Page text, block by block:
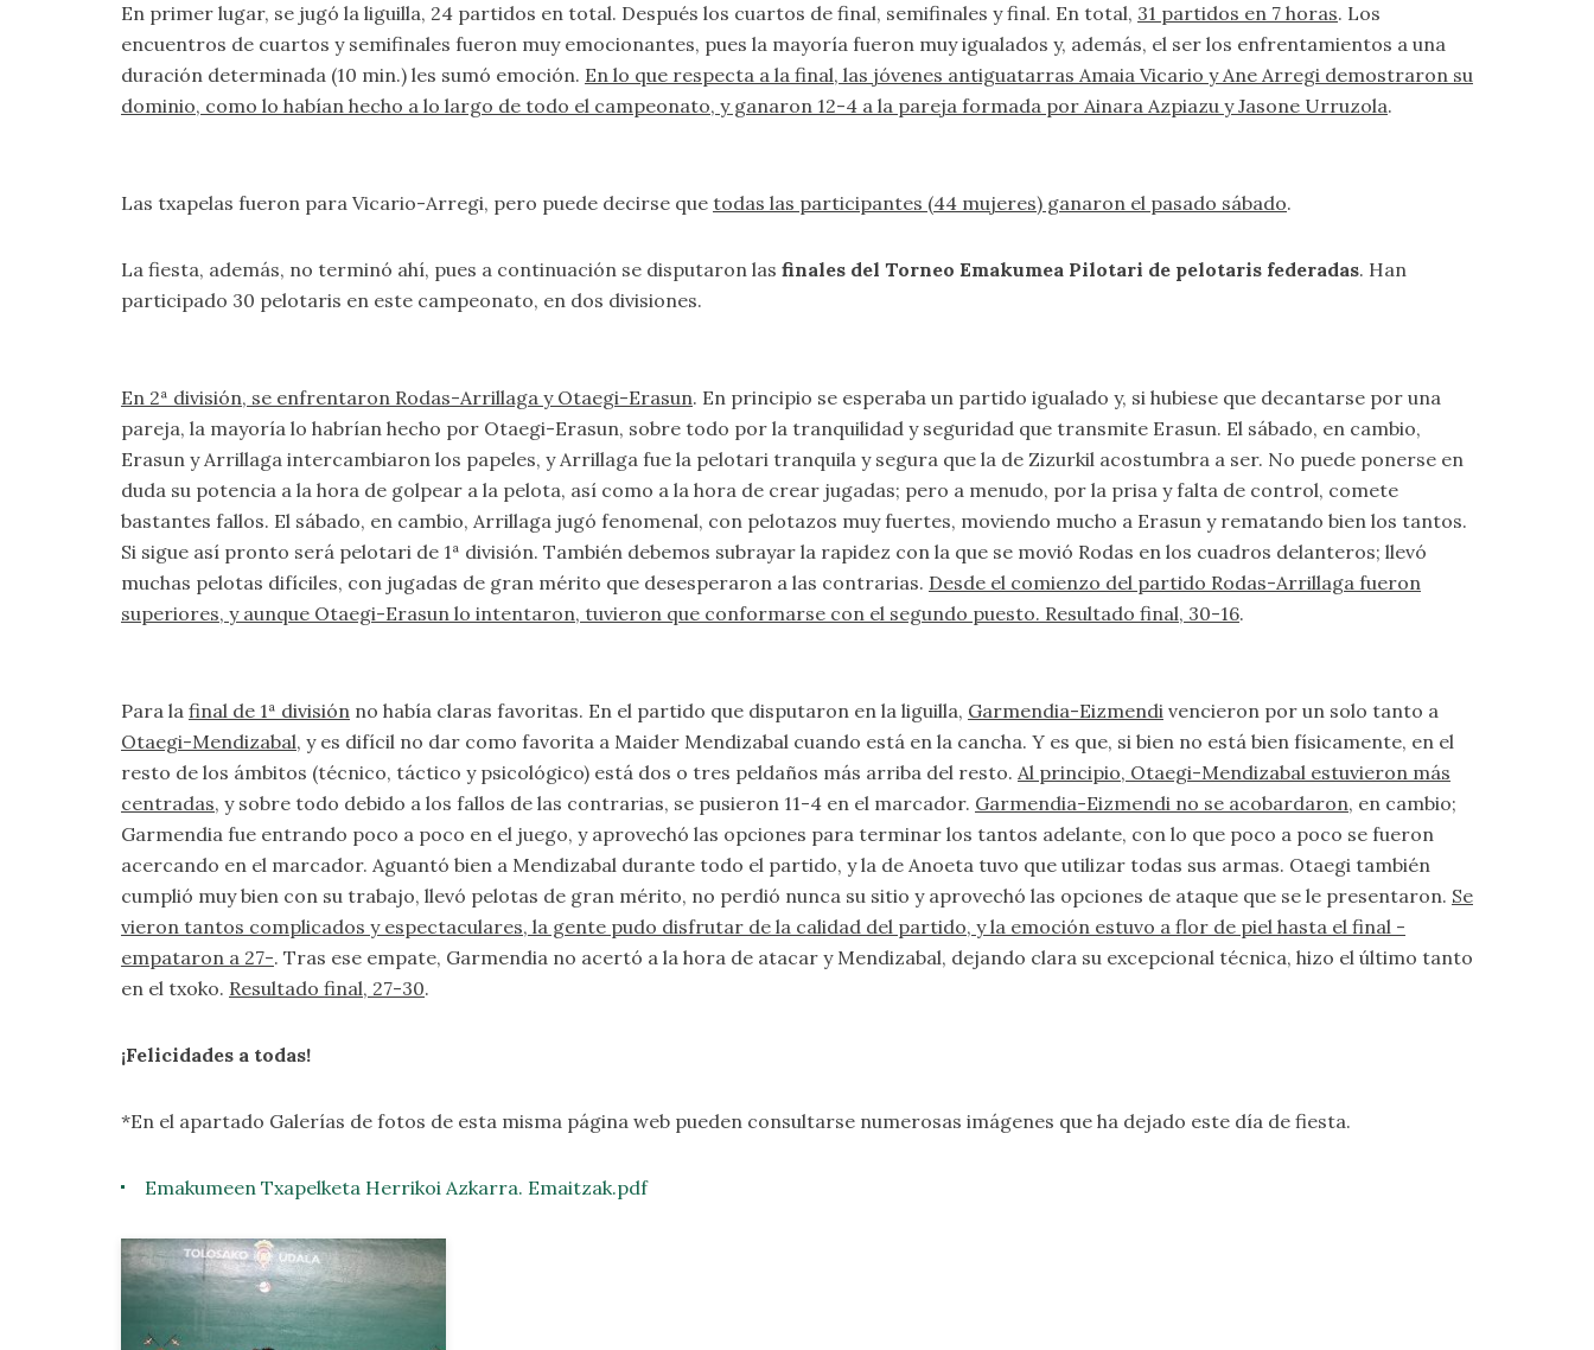
En primer lugar, se jugó la liguilla, 24 partidos en total. Después los cuartos de final, semifinales y final. En total, 31 partidos en 7 horas. Los
encuentros de cuartos y semifinales fueron muy emocionantes, pues la mayoría fueron muy igualados y, además, el ser los enfrentamientos a una
duración determinada (10 min.) les sumó emoción. En lo que respecta a la final, las jóvenes antiguatarras Amaia Vicario y Ane Arregi demostraron su
dominio, como lo habían hecho a lo largo de todo el campeonato, y ganaron 12-4 a la pareja formada por Ainara Azpiazu y Jasone Urruzola.
Las txapelas fueron para Vicario-Arregi, pero puede decirse que todas las participantes (44 mujeres) ganaron el pasado sábado.
La fiesta, además, no terminó ahí, pues a continuación se disputaron las finales del Torneo Emakumea Pilotari de pelotaris federadas. Han
participado 30 pelotaris en este campeonato, en dos divisiones.
En 2ª división, se enfrentaron Rodas-Arrillaga y Otaegi-Erasun. En principio se esperaba un partido igualado y, si hubiese que decantarse por una
pareja, la mayoría lo habrían hecho por Otaegi-Erasun, sobre todo por la tranquilidad y seguridad que transmite Erasun. El sábado, en cambio,
Erasun y Arrillaga intercambiaron los papeles, y Arrillaga fue la pelotari tranquila y segura que la de Zizurkil acostumbra a ser. No puede ponerse en
duda su potencia a la hora de golpear a la pelota, así como a la hora de crear jugadas; pero a menudo, por la prisa y falta de control, comete
bastantes fallos. El sábado, en cambio, Arrillaga jugó fenomenal, con pelotazos muy fuertes, moviendo mucho a Erasun y rematando bien los tantos.
Si sigue así pronto será pelotari de 1ª división. También debemos subrayar la rapidez con la que se movió Rodas en los cuadros delanteros; llevó
muchas pelotas difíciles, con jugadas de gran mérito que desesperaron a las contrarias. Desde el comienzo del partido Rodas-Arrillaga fueron
superiores, y aunque Otaegi-Erasun lo intentaron, tuvieron que conformarse con el segundo puesto. Resultado final, 30-16.
Para la final de 1ª división no había claras favoritas. En el partido que disputaron en la liguilla, Garmendia-Eizmendi vencieron por un solo tanto a
Otaegi-Mendizabal, y es difícil no dar como favorita a Maider Mendizabal cuando está en la cancha. Y es que, si bien no está bien físicamente, en el
resto de los ámbitos (técnico, táctico y psicológico) está dos o tres peldaños más arriba del resto. Al principio, Otaegi-Mendizabal estuvieron más
centradas, y sobre todo debido a los fallos de las contrarias, se pusieron 11-4 en el marcador. Garmendia-Eizmendi no se acobardaron, en cambio;
Garmendia fue entrando poco a poco en el juego, y aprovechó las opciones para terminar los tantos adelante, con lo que poco a poco se fueron
acercando en el marcador. Aguantó bien a Mendizabal durante todo el partido, y la de Anoeta tuvo que utilizar todas sus armas. Otaegi también
cumplió muy bien con su trabajo, llevó pelotas de gran mérito, no perdió nunca su sitio y aprovechó las opciones de ataque que se le presentaron. Se
vieron tantos complicados y espectaculares, la gente pudo disfrutar de la calidad del partido, y la emoción estuvo a flor de piel hasta el final -
empataron a 27-. Tras ese empate, Garmendia no acertó a la hora de atacar y Mendizabal, dejando clara su excepcional técnica, hizo el último tanto
en el txoko. Resultado final, 27-30.
¡Felicidades a todas!
*En el apartado Galerías de fotos de esta misma página web pueden consultarse numerosas imágenes que ha dejado este día de fiesta.
Emakumeen Txapelketa Herrikoi Azkarra. Emaitzak.pdf